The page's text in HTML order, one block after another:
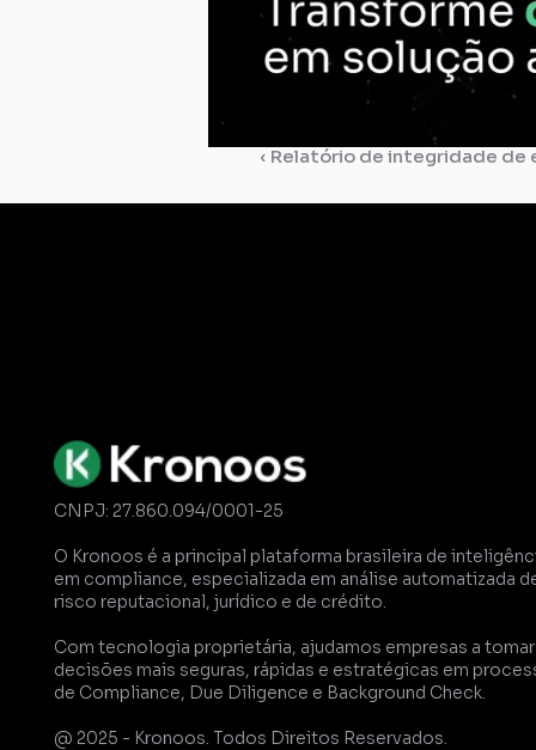
‹ Relatório de integridade de
CNPJ: 27.860.094/0001-25
O Kronoos é a principal plataforma brasileira de
em compliance, especializada em análise automatizada
risco reputacional, jurídico e de crédito.
Com tecnologia proprietária, ajudamos empresas a tomar
decisões mais seguras, rápidas e estratégicas em
de Compliance, Due Diligence e Background Check.
@ 2025 - Kronoos. Todos Direitos Reservados.